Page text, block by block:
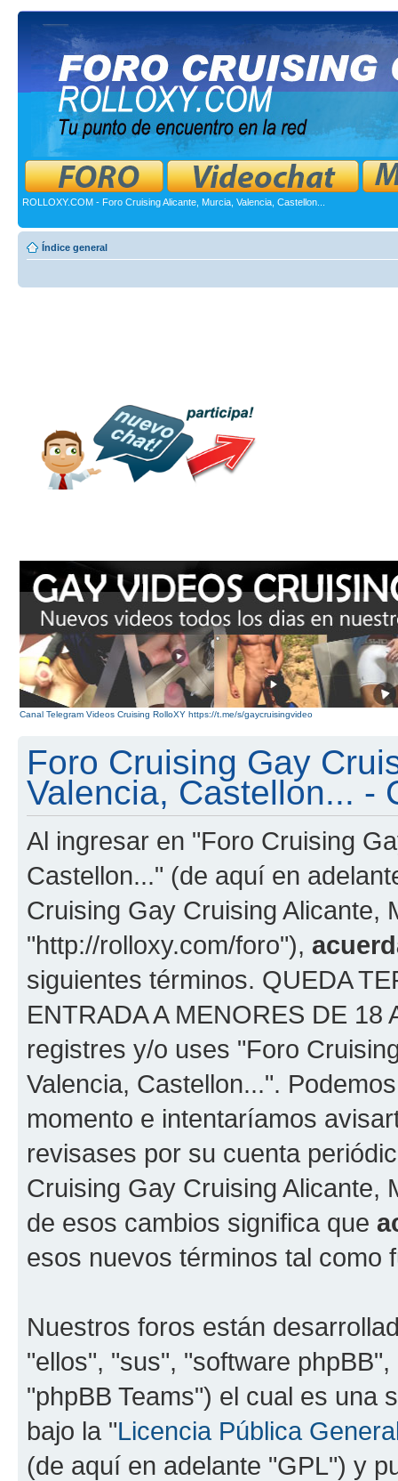
ROLLOXY.COM - Foro Cruising Alicante, Murcia, Valencia, Castellon...
Índice general
Canal Telegram Videos Cruising RolloXY https://t.me/s/gaycruisingvideo
Foro Cruising Gay
Valencia, Castellon... -
Al ingresar en "Foro Cruising
Castellon..." (de aquí en
Cruising Gay Cruising Alicante,
"http://rolloxy.com/foro"),
siguientes términos. QUEDA
ENTRADA A MENORES DE
registres y/o uses "Foro
Valencia, Castellon...".
momento e intentaríamos
revisases por su cuenta
Cruising Gay Cruising Alicante,
de esos cambios significa que
esos nuevos términos tal como
Nuestros foros están
"ellos", "sus", "software
"phpBB Teams") el cual es una
bajo la "Licencia Pública
(de aquí en adelante "GPL") y